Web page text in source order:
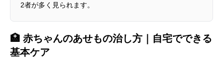
2者が多く見られます。
🏥 赤ちゃんのあせもの治し方｜自宅でできる
基本ケア